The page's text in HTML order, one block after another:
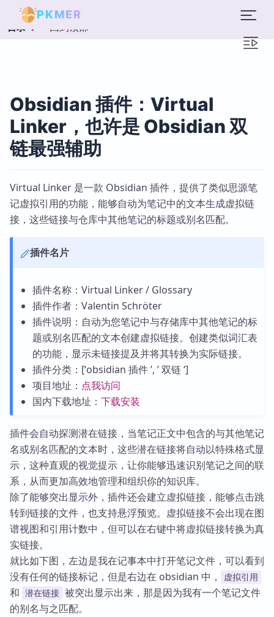
PKMER
目录 回到顶部
Obsidian 插件：Virtual
Linker，也许是 Obsidian 双
链最强辅助
Virtual Linker 是一款 Obsidian 插件，提供了类似思源笔
记虚拟引用的功能，能够自动为笔记中的文本生成虚拟链
接，这些链接与仓库中其他笔记的标题或别名匹配。
插件名片
插件名称：Virtual Linker / Glossary
插件作者：Valentin Schröter
插件说明：自动为您笔记中与存储库中其他笔记的标
题或别名匹配的文本创建虚拟链接。创建类似词汇表
的功能，显示未链接提及并将其转换为实际链接。
插件分类：[‘obsidian 插件 ’, ’ 双链 ‘]
项目地址： 点我访问
国内下载地址： 下载安装
插件会自动探测潜在链接，当笔记正文中包含的与其他笔记
名或别名匹配的文本时，这些潜在链接将自动以特殊格式显
示，这种直观的视觉提示，让你能够迅速识别笔记之间的联
系，从而更加高效地管理和组织你的知识库。
除了能够突出显示外，插件还会建立虚拟链接，能够点击跳
转到链接的文件，也支持悬浮预览。虚拟链接不会出现在图
谱视图和引用计数中，但可以在右键中将虚拟链接转换为真
实链接。
就比如下图，左边是我在记事本中打开笔记文件，可以看到
没有任何的链接标记，但是右边在 obsidian 中，
虚拟引用
和 潜在链接 被突出显示出来，那是因为我有一个笔记文件
的别名与之匹配。